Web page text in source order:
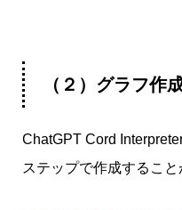
（２）グラフ作
ChatGPT Cord
ステップで作成すること